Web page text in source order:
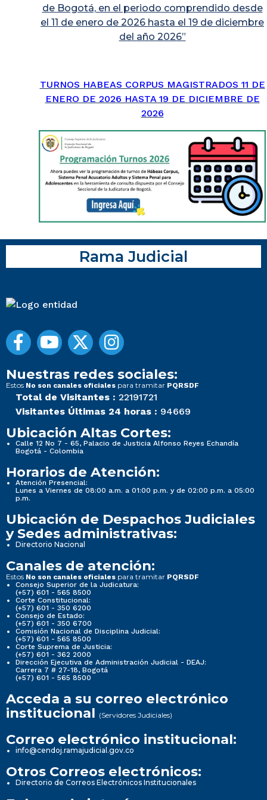
de Bogotá, en el periodo comprendido desde
el 11 de enero de 2026 hasta el 19 de diciembre
del año 2026”
TURNOS HABEAS CORPUS MAGISTRADOS 11 DE
ENERO DE 2026 HASTA 19 DE DICIEMBRE DE
2026
Rama Judicial
Nuestras redes sociales:
Estos No son canales oficiales para tramitar PQRSDF
Total de Visitantes : 22191721
Visitantes Últimas 24 horas : 94669
Ubicación Altas Cortes:
Calle 12 No 7 - 65, Palacio de Justicia Alfonso Reyes Echandía
Bogotá - Colombia
Horarios de Atención:
Atención Presencial:
Lunes a Viernes de 08:00 a.m. a 01:00 p.m. y de 02:00 p.m. a 05:00
p.m.
Ubicación de Despachos Judiciales
y Sedes administrativas:
Directorio Nacional
Canales de atención:
Estos No son canales oficiales para tramitar PQRSDF
Consejo Superior de la Judicatura:
(+57) 601 - 565 8500
Corte Constitucional:
(+57) 601 - 350 6200
Consejo de Estado:
(+57) 601 - 350 6700
Comisión Nacional de Disciplina Judicial:
(+57) 601 - 565 8500
Corte Suprema de Justicia:
(+57) 601 - 362 2000
Dirección Ejecutiva de Administración Judicial - DEAJ:
Carrera 7 # 27-18, Bogotá
(+57) 601 - 565 8500
Acceda a su correo electrónico
institucional (Servidores Judiciales)
Correo electrónico institucional:
info@cendoj.ramajudicial.gov.co
Otros Correos electrónicos:
Directorio de Correos Electrónicos Institucionales